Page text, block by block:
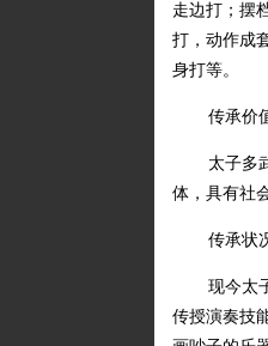
走边打；摆
打，动作成
身打等。
传承价
太子多
体，具有社
传承状
现今太
传授演奏技